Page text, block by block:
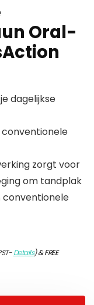
Oral-
dagelijkse
zorgt voor
om tandplak
Details)&FREE